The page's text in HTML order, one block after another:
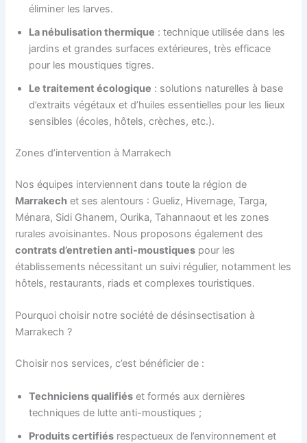
éliminer les larves.
La nébulisation thermique : technique utilisée dans les
jardins et grandes surfaces extérieures, très efficace
pour les moustiques tigres.
Le traitement écologique : solutions naturelles à base
d’extraits végétaux et d’huiles essentielles pour les lieux
sensibles (écoles, hôtels, crèches, etc.).
Zones d’intervention à Marrakech
Nos équipes interviennent dans toute la région de
Marrakech et ses alentours : Gueliz, Hivernage, Targa,
Ménara, Sidi Ghanem, Ourika, Tahannaout et les zones
rurales avoisinantes. Nous proposons également des
contrats d’entretien anti-moustiques pour les
établissements nécessitant un suivi régulier, notamment les
hôtels, restaurants, riads et complexes touristiques.
Pourquoi choisir notre société de désinsectisation à
Marrakech ?
Choisir nos services, c’est bénéficier de :
Techniciens qualifiés et formés aux dernières
techniques de lutte anti-moustiques ;
Produits certifiés respectueux de l’environnement et